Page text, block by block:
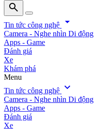
search
search
Tin tức công nghệ arrow_drop_down
Camera - Nghe nhìn Di động
Apps - Game
Đánh giá
Xe
Khám phá
Menu
Tin tức công nghệ expand_more
Camera - Nghe nhìn Di động
Apps - Game
Đánh giá
Xe